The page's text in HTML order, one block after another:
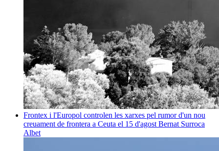
Frontex i l'Europol controlen les xarxes pel rumor d'un nou
creuament de frontera a Ceuta el 15 d'agost Bernat Surroca
Albet